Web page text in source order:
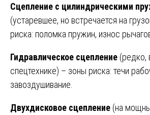
Сцепление с цилиндрическими
(устаревшее, но встречается на
риска: поломка пружин, износ
Гидравлическое сцепление (редко,
спецтехнике) – зоны риска: течи
завоздушивание.
Двухдисковое сцепление (на